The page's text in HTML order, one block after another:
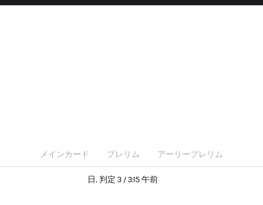
メインカード プレリム アーリープレリム
日, 判定 3 / 3:15 午前